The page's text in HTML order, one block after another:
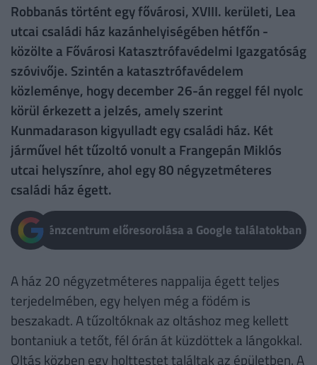
Robbanás történt egy fővárosi, XVIII. kerületi, Lea
utcai családi ház kazánhelyiségében hétfőn -
közölte a Fővárosi Katasztrófavédelmi Igazgatóság
szóvivője. Szintén a katasztrófavédelem
közleménye, hogy december 26-án reggel fél nyolc
körül érkezett a jelzés, amely szerint
Kunmadarason kigyulladt egy családi ház. Két
járművel hét tűzoltó vonult a Frangepán Miklós
utcai helyszínre, ahol egy 80 négyzetméteres
családi ház égett.
Pénzcentrum előresorolása a Google találatokban
A ház 20 négyzetméteres nappalija égett teljes
terjedelmében, egy helyen még a födém is
beszakadt. A tűzoltóknak az oltáshoz meg kellett
bontaniuk a tetőt, fél órán át küzdöttek a lángokkal.
Oltás közben egy holttestet találtak az épületben. A